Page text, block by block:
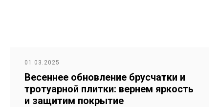
01.03.2025
Весеннее обновление брусчатки и
тротуарной плитки: вернем яркость
и защитим покрытие